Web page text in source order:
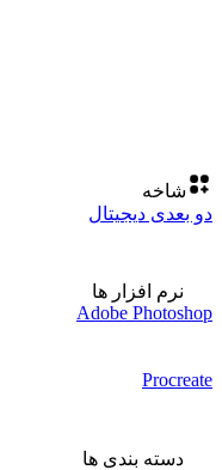
شاخه
دو بعدی دیجیتال
نرم افزار ها
Adobe Photoshop
Procreate
دسته بندی ها